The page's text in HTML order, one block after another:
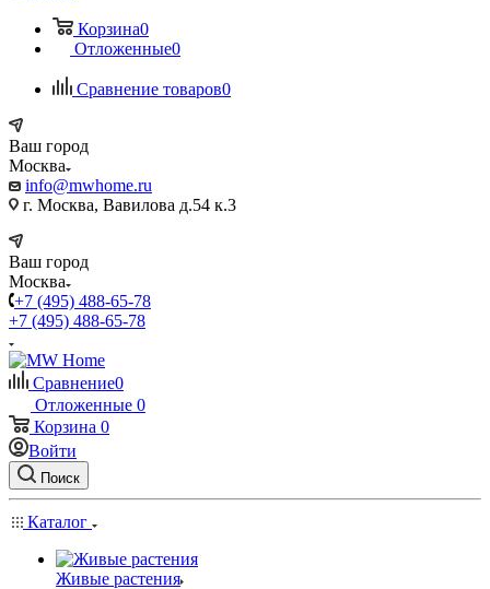
Корзина0
Отложенные0
Сравнение товаров0
Ваш город
Москва
info@mwhome.ru
г. Москва, Вавилова д.54 к.3
Ваш город
Москва
+7 (495) 488-65-78
+7 (495) 488-65-78
Сравнение0
Отложенные 0
Корзина 0
Войти
Поиск
Каталог
Живые растения